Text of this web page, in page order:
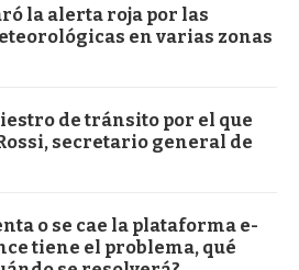
la alerta roja por las
en varias zonas
de tránsito por el que
secretario general de
o se cae la plataforma e-
tiene el problema, qué